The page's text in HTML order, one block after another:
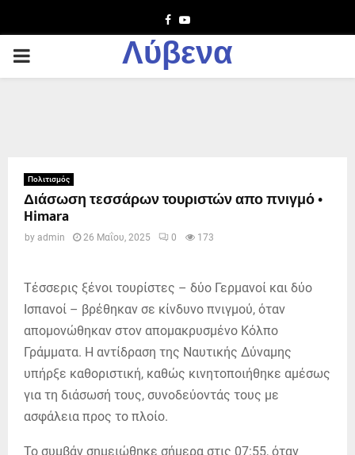
Facebook
Youtube
PRIMARY
Λύβενα
Πολιτισμός
Διάσωση τεσσάρων τουριστών απο πνιγμό •
Himara
by admin 26 Μαΐου, 2025 0 173
Τέσσερις ξένοι τουρίστες – δύο Γερμανοί και δύο
Ισπανοί – βρέθηκαν σε κίνδυνο πνιγμού, όταν
απομονώθηκαν στον απομακρυσμένο Κόλπο
Γράμματα. Η αντίδραση της Ναυτικής Δύναμης
υπήρξε καθοριστική, καθώς κινητοποιήθηκε αμέσως
για τη διάσωσή τους, συνοδεύοντάς τους με
ασφάλεια προς το πλοίο.
Το συμβάν σημειώθηκε σήμερα στις 07:55, όταν